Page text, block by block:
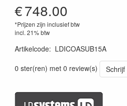
€748.00
*Prijzen zijn inclusief btw
incl. 21% btw
Artikelcode: LDICOASUB15A
0 ster(ren) met 0 review(s)